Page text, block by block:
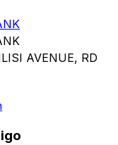
AVENUE, RD